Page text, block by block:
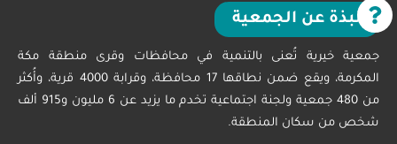
نبذة عن الجمعية
جمعية خيرية تُعنى بالتنمية في محافظات وقرى منطقة مكة
المكرمة، ويقع ضمن نطاقها 17 محافظة، وقرابة 4000 قرية، وأُكثر
من 480 جمعية ولجنة اجتماعية تخدم ما يزيد عن 6 مليون و915 ألف
شخص من سكان المنطقة.